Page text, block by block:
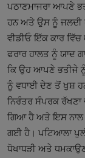
ਪਠਾਣਮਾਜਰਾ ਆਪਣੇ
ਹਨ ਅਤੇ ਉਸ ਨੂੰ ਜਲਦੀ
ਵੀਡੀਓ ਇੱਕ ਕਾਰ
ਫਰਾਰ ਹਾਲਤ ਨੂੰ ਯਾਦ
ਕਿ ਉਹ ਆਪਣੇ ਭਤੀਜੇ
ਨੂੰ ਵਧਾਈ ਦੇਣ ਤੋਂ ਖੁਸ਼
ਨਿਰੰਤਰ ਸੰਪਰਕ
ਗਿਆ ਹੈ ਅਤੇ ਇਸ ਨਾਲ
ਗਈ ਹੈ। ਪਟਿਆਲਾ
ਧੋਖਾਧੜੀ ਅਤੇ